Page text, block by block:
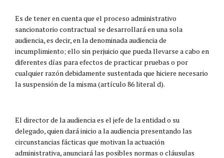
Es de tener en cuenta que el proceso administrativo
sancionatorio contractual se desarrollará en una sola
audiencia, es decir, en la denominada audiencia de
incumplimiento; ello sin perjuicio que pueda llevarse a cabo en
diferentes días para efectos de practicar pruebas o por
cualquier razón debidamente sustentada que hiciere necesario
la suspensión de la misma (artículo 86 literal d).
El director de la audiencia es el jefe de la entidad o su
delegado, quien dará inicio a la audiencia presentando las
circunstancias fácticas que motivan la actuación
administrativa, anunciará las posibles normas o cláusulas